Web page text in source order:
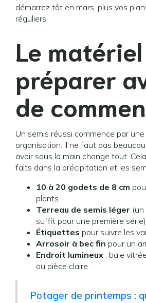
démarrez tôt en mars, plus vos
réguliers.
Le
préparer
de
Un semis réussi commence par
organisation. Il ne faut pas
avoir sous la main change tout.
faits dans la précipitation et les
10 à 20 godets de 8 cm
plants
Terreau de semis léger
suffit pour une première série)
Étiquettes pour suivre les
Arrosoir à bec fin pour un
Endroit lumineux : baie
ou pièce claire
Potager de printemps :